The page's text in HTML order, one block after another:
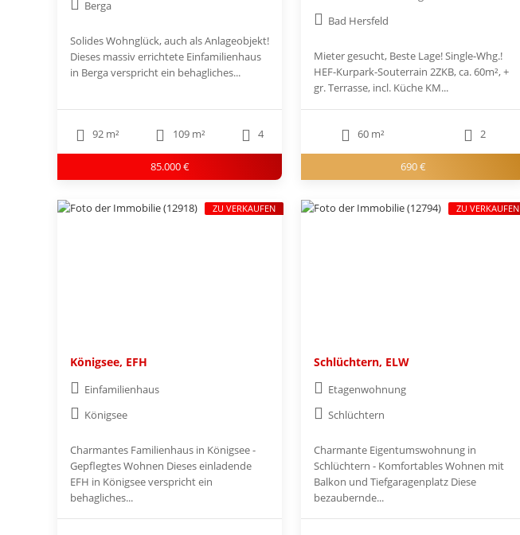
Berga
Solides Wohnglück, auch als Anlageobjekt!
Dieses massiv errichtete Einfamilienhaus
in Berga verspricht ein behagliches...
92 m² 109 m² 4
85.000 €
Bad Hersfeld
Mieter gesucht, Beste Lage! Single-Whg.!
HEF-Kurpark-Souterrain 2ZKB, ca. 60m², +
gr. Terrasse, incl. Küche KM...
60 m² 2
690 €
Königsee, EFH
Einfamilienhaus
Königsee
Charmantes Familienhaus in Königsee -
Gepflegtes Wohnen Dieses einladende
EFH in Königsee verspricht ein
behagliches...
ZU VERKAUFEN
Schlüchtern, ELW
Etagenwohnung
Schlüchtern
Charmante Eigentumswohnung in
Schlüchtern - Komfortables Wohnen mit
Balkon und Tiefgaragenplatz Diese
bezaubernde...
ZU VERKAUFEN